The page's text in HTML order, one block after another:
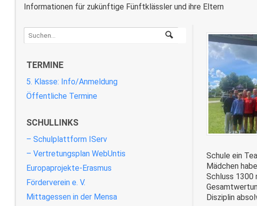
Informationen für zukünftige Fünftklässler und ihre Eltern
Schule ein
Mädchen
Schluss 1300
Disziplin
TERMINE
5. Klasse: Info/Anmeldung
Öffentliche Termine
SCHULLINKS
– Schulplattform IServ
– Vertretungsplan WebUntis
Europaprojekte-Erasmus
Förderverein e. V.
Mittagessen in der Mensa